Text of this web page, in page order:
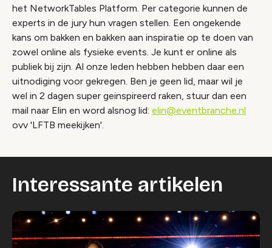
het NetworkTables Platform. Per categorie kunnen de
experts in de jury hun vragen stellen. Een ongekende
kans om bakken en bakken aan inspiratie op te doen van
zowel online als fysieke events. Je kunt er online als
publiek bij zijn. Al onze leden hebben hebben daar een
uitnodiging voor gekregen. Ben je geen lid, maar wil je
wel in 2 dagen super geinspireerd raken, stuur dan een
mail naar Elin en word alsnog lid: elin@eventbranche.nl
ovv 'LFTB meekijken'.
Interessante artikelen